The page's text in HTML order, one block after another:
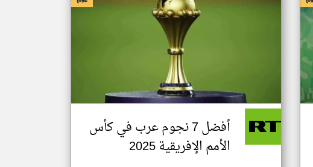
أفضل 7 نجوم عرب في كأس
الأمم الإفريقية 2025